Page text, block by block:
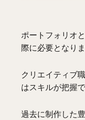
ポートフォリオ
際に必要となりま
クリエイティブ
はスキルが把握
過去に制作した